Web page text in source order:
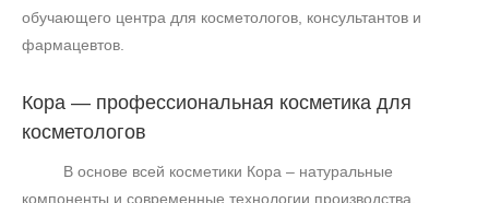
обучающего центра для косметологов, консультантов и
фармацевтов.
Кора — профессиональная косметика для
косметологов
В основе всей косметики Кора – натуральные
компоненты и современные технологии производства.